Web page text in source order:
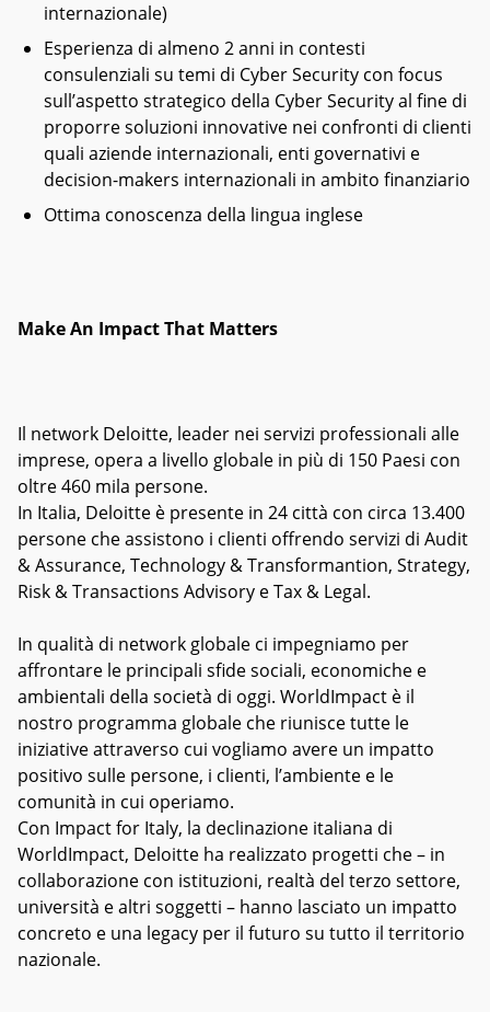
internazionale)
Esperienza di almeno 2 anni in contesti
consulenziali su temi di Cyber Security con focus
sull’aspetto strategico della Cyber Security al fine di
proporre soluzioni innovative nei confronti di clienti
quali aziende internazionali, enti governativi e
decision-makers internazionali in ambito finanziario
Ottima conoscenza della lingua inglese
Make An Impact That Matters
Il network Deloitte, leader nei servizi professionali alle
imprese, opera a livello globale in più di 150 Paesi con
oltre 460 mila persone.
In Italia, Deloitte è presente in 24 città con circa 13.400
persone che assistono i clienti offrendo servizi di Audit
& Assurance, Technology & Transformantion, Strategy,
Risk & Transactions Advisory e Tax & Legal.
In qualità di network globale ci impegniamo per
affrontare le principali sfide sociali, economiche e
ambientali della società di oggi. WorldImpact è il
nostro programma globale che riunisce tutte le
iniziative attraverso cui vogliamo avere un impatto
positivo sulle persone, i clienti, l’ambiente e le
comunità in cui operiamo.
Con Impact for Italy, la declinazione italiana di
WorldImpact, Deloitte ha realizzato progetti che – in
collaborazione con istituzioni, realtà del terzo settore,
università e altri soggetti – hanno lasciato un impatto
concreto e una legacy per il futuro su tutto il territorio
nazionale.